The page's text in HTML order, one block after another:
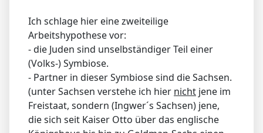
Ich schlage hier eine zweiteilige
Arbeitshypothese vor:
- die Juden sind unselbständiger Teil einer
(Volks-) Symbiose.
- Partner in dieser Symbiose sind die Sachsen.
(unter Sachsen verstehe ich hier nicht jene im
Freistaat, sondern (Ingwer´s Sachsen) jene,
die sich seit Kaiser Otto über das englische